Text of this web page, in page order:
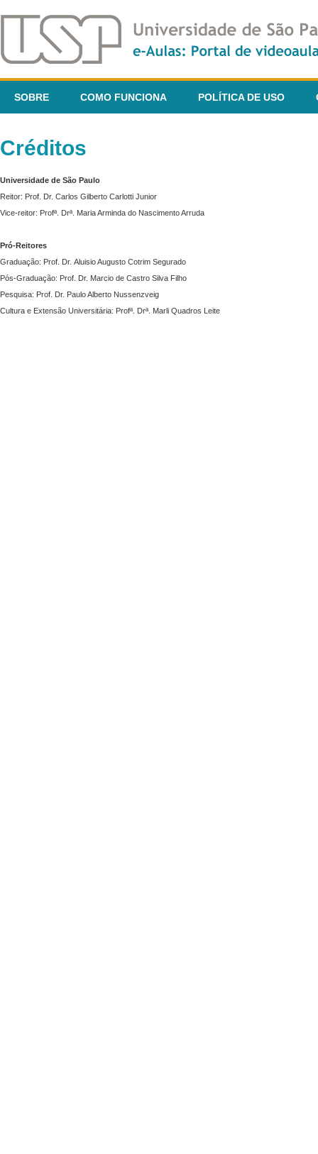
SOBRE COMO FUNCIONA POLÍTICA DE USO
Créditos
Universidade de São Paulo
Reitor: Prof. Dr. Carlos Gilberto Carlotti Junior
Vice-reitor: Profª. Drª. Maria Arminda do Nascimento Arruda
Pró-Reitores
Graduação: Prof. Dr. Aluisio Augusto Cotrim Segurado
Pós-Graduação: Prof. Dr. Marcio de Castro Silva Filho
Pesquisa: Prof. Dr. Paulo Alberto Nussenzveig
Cultura e Extensão Universitária: Profª. Drª. Marli Quadros Leite